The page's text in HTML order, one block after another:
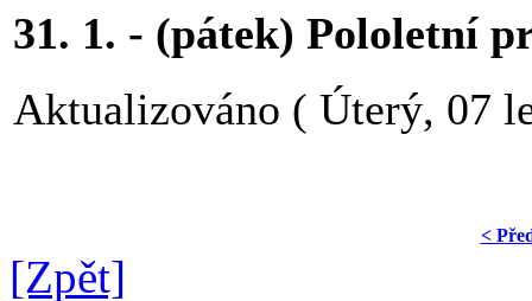
31. 1. - (pátek) Pololetní
Aktualizováno ( Úterý, 07
<
[Zpět]